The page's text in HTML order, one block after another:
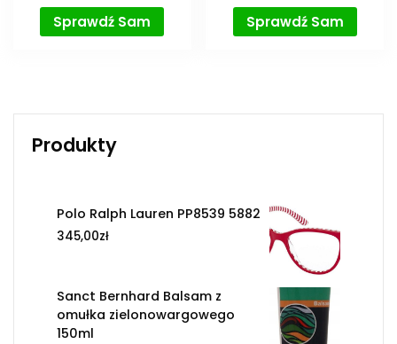
Sprawdź Sam
Sprawdź Sam
Produkty
Polo Ralph Lauren PP8539 5882
345,00zł
Sanct Bernhard Balsam z
omułka zielonowargowego
150ml